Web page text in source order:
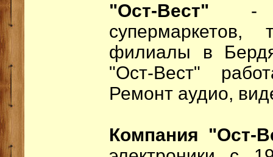
"Ост-Вест" -
супермаркетов,
филиалы в
"Ост-Вест"
Ремонт аудио,
Компания "Ост-